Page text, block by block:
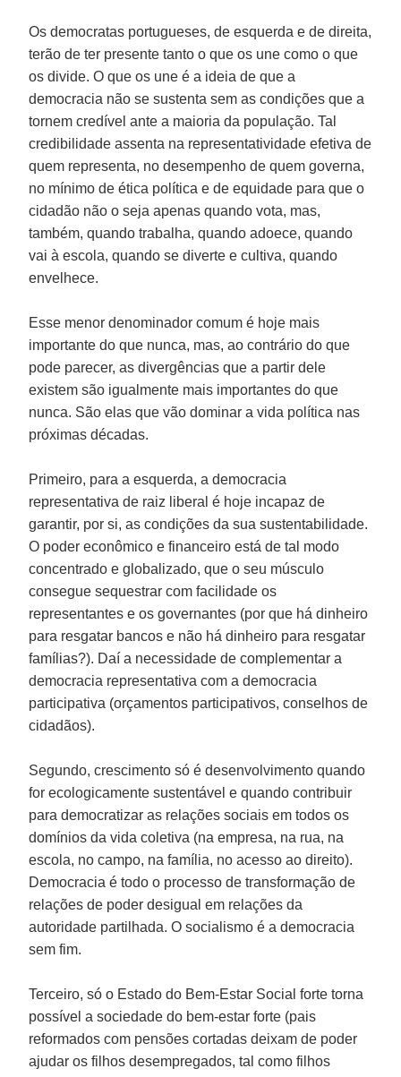
Os democratas portugueses, de esquerda e de direita,
terão de ter presente tanto o que os une como o que
os divide. O que os une é a ideia de que a
democracia não se sustenta sem as condições que a
tornem credível ante a maioria da população. Tal
credibilidade assenta na representatividade efetiva de
quem representa, no desempenho de quem governa,
no mínimo de ética política e de equidade para que o
cidadão não o seja apenas quando vota, mas,
também, quando trabalha, quando adoece, quando
vai à escola, quando se diverte e cultiva, quando
envelhece.
Esse menor denominador comum é hoje mais
importante do que nunca, mas, ao contrário do que
pode parecer, as divergências que a partir dele
existem são igualmente mais importantes do que
nunca. São elas que vão dominar a vida política nas
próximas décadas.
Primeiro, para a esquerda, a democracia
representativa de raiz liberal é hoje incapaz de
garantir, por si, as condições da sua sustentabilidade.
O poder econômico e financeiro está de tal modo
concentrado e globalizado, que o seu músculo
consegue sequestrar com facilidade os
representantes e os governantes (por que há dinheiro
para resgatar bancos e não há dinheiro para resgatar
famílias?). Daí a necessidade de complementar a
democracia representativa com a democracia
participativa (orçamentos participativos, conselhos de
cidadãos).
Segundo, crescimento só é desenvolvimento quando
for ecologicamente sustentável e quando contribuir
para democratizar as relações sociais em todos os
domínios da vida coletiva (na empresa, na rua, na
escola, no campo, na família, no acesso ao direito).
Democracia é todo o processo de transformação de
relações de poder desigual em relações da
autoridade partilhada. O socialismo é a democracia
sem fim.
Terceiro, só o Estado do Bem-Estar Social forte torna
possível a sociedade do bem-estar forte (pais
reformados com pensões cortadas deixam de poder
ajudar os filhos desempregados, tal como filhos